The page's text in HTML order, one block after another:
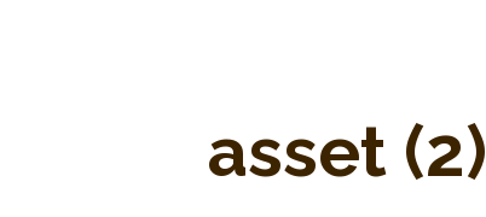
asset (2)